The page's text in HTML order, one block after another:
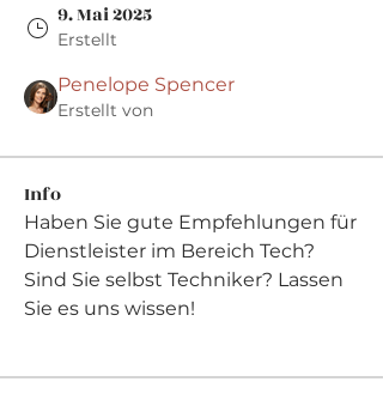
9. Mai 2025
Erstellt
Penelope Spencer
Erstellt von
Info
Haben Sie gute Empfehlungen für
Dienstleister im Bereich Tech?
Sind Sie selbst Techniker? Lassen
Sie es uns wissen!